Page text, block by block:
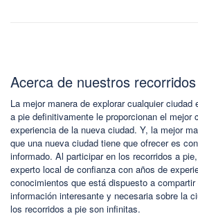
Acerca de nuestros
La mejor manera de explorar cualquier
a pie definitivamente le proporcionan el mejor
experiencia de la nueva ciudad. Y, la mejor
que una nueva ciudad tiene que ofrecer es
informado. Al participar en los recorridos a
experto local de confianza con años de
conocimientos que está dispuesto a
información interesante y necesaria sobre la
los recorridos a pie son infinitas.